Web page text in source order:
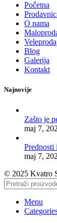
Početna
O nama
Blog
Galerija
Kontakt
Najnovije
Zašto je
maj 7,
Prednosti
maj 7,
© 2025 Kvatro
Menu